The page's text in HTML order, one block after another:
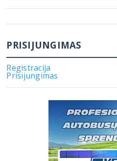
PRISIJUNGIMAS
Registracija
Prisijungimas